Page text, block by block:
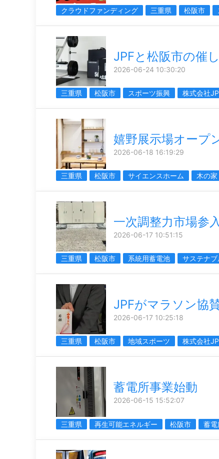
クラウドファンディング 三重県 松阪市
JPFと松阪市の催し
2026-06-24 10:30:20
三重県 松阪市 スポーツ振興 株式会社
嬉野展示場オープ
2026-06-18 16:19:29
三重県 松阪市 サイエンスホーム 木の家
一次調整力市場参入
2026-06-17 10:51:15
三重県 松阪市 系統用蓄電池 サステナ
JPFがマラソン協
2026-06-17 10:25:18
三重県 松阪市 地域スポーツ 株式会社
蓄電所事業始動
2026-06-15 15:52:07
三重県 再生可能エネルギー 松阪市 蓄電